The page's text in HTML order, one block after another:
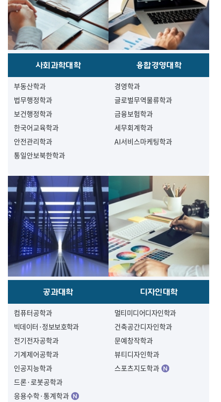
사회과학대학
부동산학과
법무행정학과
보건행정학과
한국어교육학과
안전관리학과
통일안보북한학과
융합경영대학
경영학과
글로벌무역물류학과
금융보험학과
세무회계학과
AI서비스마케팅학과
공과대학
컴퓨터공학과
빅데이터·정보보호학과
전기전자공학과
기계제어공학과
인공지능학과
드론·로봇공학과
응용수학·통계학과
디자인대학
멀티미디어디자인학과
건축공간디자인학과
문예창작학과
뷰티디자인학과
스포츠지도학과